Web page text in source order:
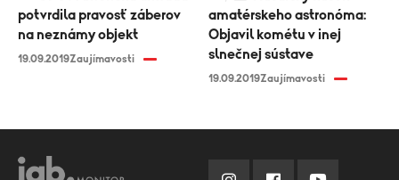
potvrdila pravosť záberov
na neznámy objekt
19.09.2019Zaujímavosti
amatérskeho astronóma:
Objavil kométu v inej
slnečnej sústave
19.09.2019Zaujímavosti